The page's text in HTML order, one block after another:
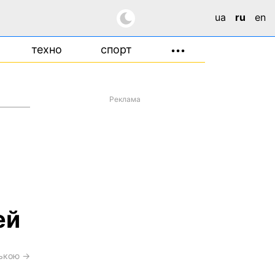
ua ru en
техно спорт •••
→
Реклама